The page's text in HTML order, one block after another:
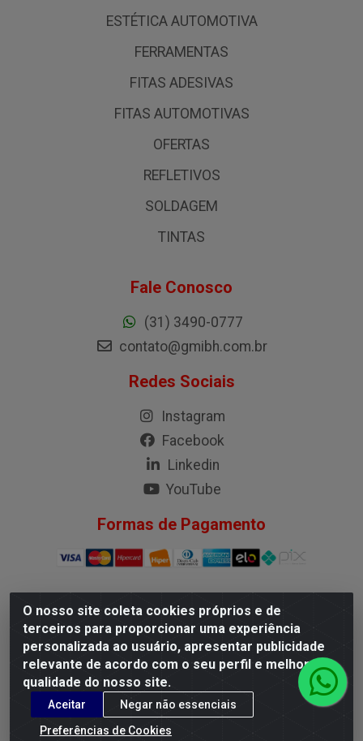
O nosso site coleta cookies próprios e de
terceiros para proporcionar uma experiência
personalizada ao usuário, apresentar publicidade
relevante de acordo com o seu perfil e melhorar a
qualidade do nosso site.
Aceitar
Negar não essenciais
Preferências de Cookies
ESTÉTICA AUTOMOTIVA
FERRAMENTAS
FITAS ADESIVAS
FITAS AUTOMOTIVAS
OFERTAS
REFLETIVOS
SOLDAGEM
TINTAS
Fale Conosco
(31) 3490-0777
contato@gmibh.com.br
Redes Sociais
Instagram
Facebook
Linkedin
YouTube
Formas de Pagamento
G.M.I. Distribuidora LTDA - Rua Conselheiro Pena, 50 - Santa
Branca, Belo Horizonte/MG - CEP 31.710-150 - CNPJ
04.098.359/0001-02